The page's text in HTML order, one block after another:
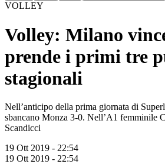
VOLLEY
Volley: Milano
prende i primi tre
stagionali
Nell’anticipo della prima giornata di
sbancano Monza 3-0. Nell’A1 femminile
Scandicci
19 Ott 2019 - 22:54
19 Ott 2019 - 22:54